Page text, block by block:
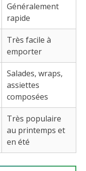
Généralement
rapide
Très facile à
emporter
Salades, wraps,
assiettes
composées
Très populaire
au printemps et
en été